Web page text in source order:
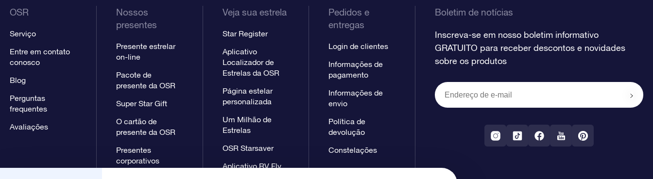
OSR
Serviço
Entre em contato
conosco
Blog
Perguntas
frequentes
Avaliações
Nossos
presentes
Presente estrelar
on-line
Pacote de
presente da OSR
Super Star Gift
O cartão de
presente da OSR
Presentes
corporativos
Veja sua estrela
Star Register
Aplicativo
Localizador de
Estrelas da OSR
Página estelar
personalizada
Um Milhão de
Estrelas
OSR Starsaver
Aplicativo RV Fly
Pedidos e
entregas
Login de clientes
Informações de
pagamento
Informações de
envio
Política de
devolução
Constelações
Boletim de notícias
Inscreva-se em nosso boletim informativo
GRATUITO para receber descontos e novidades
sobre os produtos